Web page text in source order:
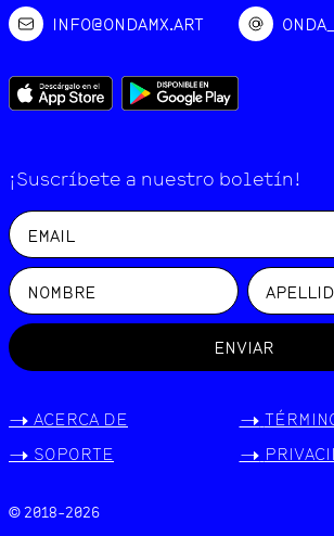
INFO@ONDAMX.ART
¡Suscríbete a nuestro boletín!
ENVIAR
-> ACERCA DE
-> SOPORTE
->
->
© 2018-2026